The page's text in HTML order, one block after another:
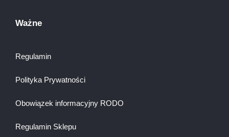
Ważne
Regulamin
Polityka Prywatności
Obowiązek informacyjny RODO
Regulamin Sklepu